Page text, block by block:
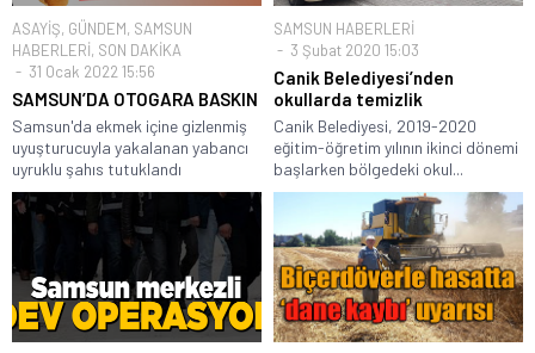
ASAYİŞ, GÜNDEM, SAMSUN
HABERLERİ, SON DAKİKA
31 Ocak 2022 15:56
SAMSUN’DA OTOGARA BASKIN
Samsun'da ekmek içine gizlenmiş
uyuşturucuyla yakalanan yabancı
uyruklu şahıs tutuklandı
SAMSUN HABERLERİ
3 Şubat 2020 15:03
Canik Belediyesi’nden
okullarda temizlik
Canik Belediyesi, 2019-2020
eğitim-öğretim yılının ikinci dönemi
başlarken bölgedeki okul...